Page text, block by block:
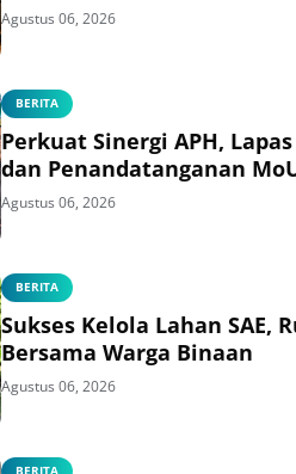
Agustus 06, 2026
BERITA
Perkuat Sinergi APH,
dan Penandatanganan
Agustus 06, 2026
BERITA
Sukses Kelola Lahan SAE,
Bersama Warga Binaan
Agustus 06, 2026
BERITA